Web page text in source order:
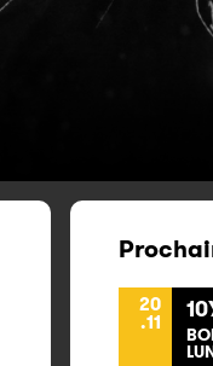
20
.11